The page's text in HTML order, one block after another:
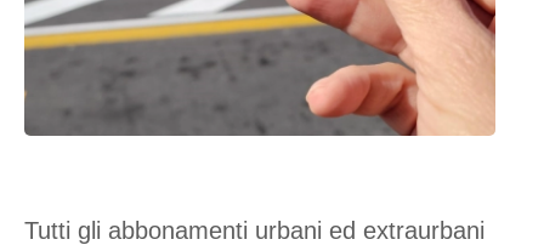
Tutti gli abbonamenti urbani ed extraurbani